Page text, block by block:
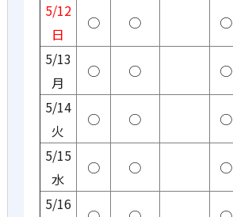
5/12
日
○ ○ ○
5/13
月
○ ○ ○
5/14
火
○ ○ ○
5/15
水
○ ○ ○
5/16